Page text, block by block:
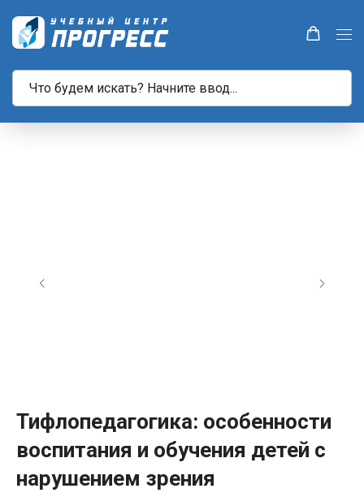
Тифлопедагогика: особенности
воспитания и обучения детей с
нарушением зрения